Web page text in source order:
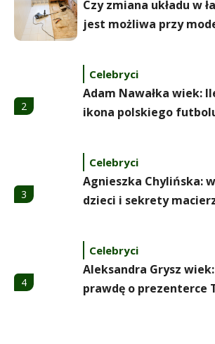
Czy zmiana układu w
jest możliwa przy
2
Celebryci
Adam Nawałka wiek:
ikona polskiego
3
Celebryci
Agnieszka Chylińska:
dzieci i sekrety
4
Celebryci
Aleksandra Grysz
prawdę o prezenterce